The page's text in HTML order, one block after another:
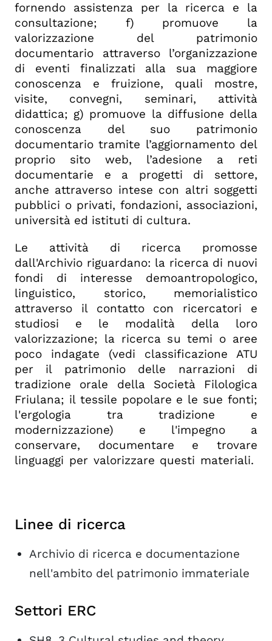
fornendo assistenza per la ricerca e la
consultazione; f) promuove la
valorizzazione del patrimonio
documentario attraverso l’organizzazione
di eventi finalizzati alla sua maggiore
conoscenza e fruizione, quali mostre,
visite, convegni, seminari, attività
didattica; g) promuove la diffusione della
conoscenza del suo patrimonio
documentario tramite l’aggiornamento del
proprio sito web, l’adesione a reti
documentarie e a progetti di settore,
anche attraverso intese con altri soggetti
pubblici o privati, fondazioni, associazioni,
università ed istituti di cultura.
Le attività di ricerca promosse
dall'Archivio riguardano: la ricerca di nuovi
fondi di interesse demoantropologico,
linguistico, storico, memorialistico
attraverso il contatto con ricercatori e
studiosi e le modalità della loro
valorizzazione; la ricerca su temi o aree
poco indagate (vedi classificazione ATU
per il patrimonio delle narrazioni di
tradizione orale della Società Filologica
Friulana; il tessile popolare e le sue fonti;
l'ergologia tra tradizione e
modernizzazione) e l'impegno a
conservare, documentare e trovare
linguaggi per valorizzare questi materiali.
Linee di ricerca
Archivio di ricerca e documentazione
nell'ambito del patrimonio immateriale
Settori ERC